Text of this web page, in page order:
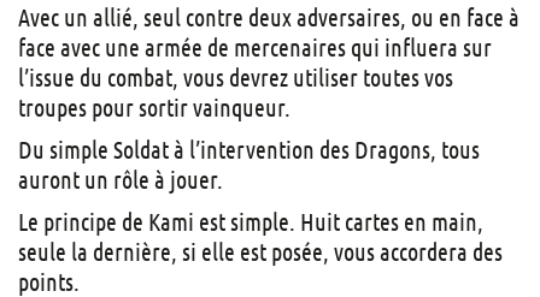
Avec un allié, seul contre deux adversaires, ou en face à
face avec une armée de mercenaires qui influera sur
l’issue du combat, vous devrez utiliser toutes vos
troupes pour sortir vainqueur.
Du simple Soldat à l’intervention des Dragons, tous
auront un rôle à jouer.
Le principe de Kami est simple. Huit cartes en main,
seule la dernière, si elle est posée, vous accordera des
points.